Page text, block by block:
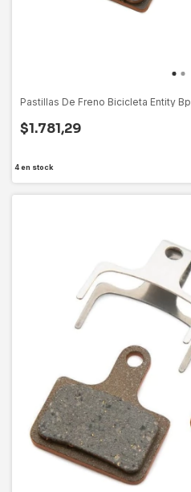
Pastillas De Freno Bicicleta Entity
$1.781,29
4en stock